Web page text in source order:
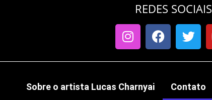
REDES SOCIAIS
Sobre o artista Lucas Charnyai Contato